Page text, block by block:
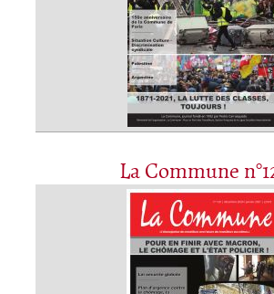
La Commune